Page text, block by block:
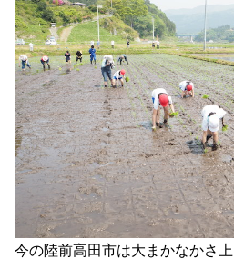
今の陸前高田市は大まかなかさ